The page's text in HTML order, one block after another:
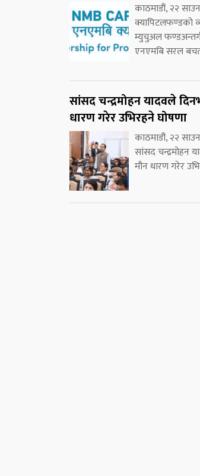
काठमाडौं, २२
क्यापिटलफण्डको
म्युचुअल
एनएमबि सरल
सांसद चन्द्रमोहन यादवले
धारण गरेर उभिरहने घोषणा
काठमाडौं, २२
सांसद चन्द्रमोहन
मौन धारण गरेर